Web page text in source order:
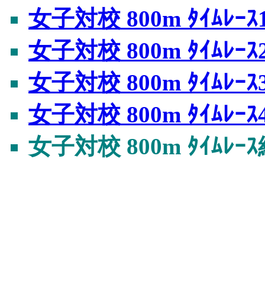
女子対校 800m ﾀｲﾑﾚｰｽ
女子対校 800m ﾀｲﾑﾚｰｽ
女子対校 800m ﾀｲﾑﾚｰｽ
女子対校 800m ﾀｲﾑﾚｰｽ
女子対校 800m ﾀｲﾑﾚｰ